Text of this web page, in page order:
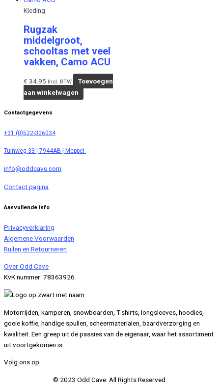
Kleding
Rugzak
middelgroot,
schooltas met veel
vakken, Camo ACU
€ 34.95 Incl. BTW
Toevoegen
aan winkelwagen
Contactgegevens
+31 (0)522-306034
Tuinweg 33 | 7944AB | Meppel
info@oddcave.com
Contact pagina
Aanvullende info
Privacyverklaring
Algemene Voorwaarden
Ruilen en Retourneren
Over Odd Cave
KvK nummer: 78363926
Motorrijden, kamperen, snowboarden, T-shirts, longsleeves, hoodies,
goeie koffie, handige spullen, scheermaterialen, baardverzorging en
kwaliteit. Een greep uit de passies van de eigenaar, waar het assortiment
uit voortgekomen is.
Volg ons op
© 2023 Odd Cave. All Rights Reserved.